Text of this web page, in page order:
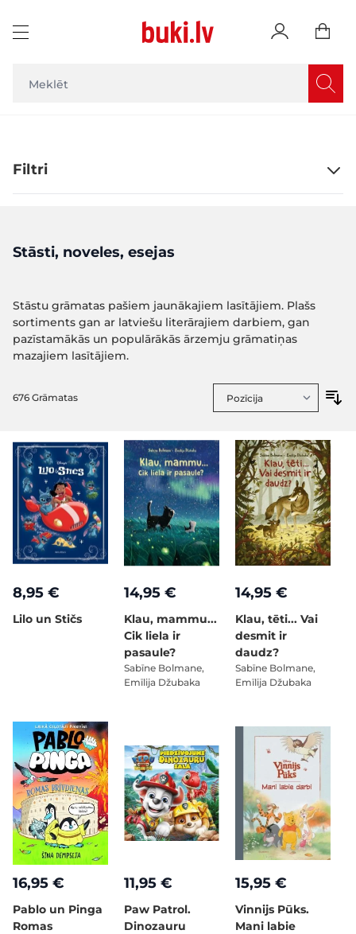
Filtri
Stāsti, noveles, esejas
Stāstu grāmatas pašiem jaunākajiem lasītājiem. Plašs
sortiments gan ar latviešu literārajiem darbiem, gan
pazīstamākās un populārākās ārzemju grāmatiņas
mazajiem lasītājiem.
676 Grāmatas
8,95 €
Lilo un Stičs
14,95 €
Klau, mammu...
Cik liela ir
pasaule?
Sabīne Bolmane,
Emīlija Džubaka
14,95 €
Klau, tēti... Vai
desmit ir
daudz?
Sabīne Bolmane,
Emīlija Džubaka
16,95 €
Pablo un Pinga
Romas
11,95 €
Paw Patrol.
Dinozauru
15,95 €
Vinnijs Pūks.
Mani labie